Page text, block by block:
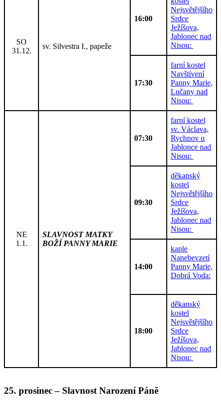
SO
31.12.
sv. Silvestra I., papeže
16:00
Nejsvětějšího
Srdce
Ježíšova,
Jablonec nad
Nisou:
17:30
farní kostel
Navštívení
Panny Marie,
Lučany nad
Nisou:
NE
1.1.
SLAVNOST MATKY
BOŽÍ PANNY MARIE
07:30
farní kostel
sv. Václava,
Rychnov u
Jablonce nad
Nisou:
09:30
děkanský
kostel
Nejsvětějšího
Srdce
Ježíšova,
Jablonec nad
Nisou:
14:00
kaple
Nanebevzetí
Panny Marie,
Dobrá Voda:
18:00
děkanský
kostel
Nejsvětějšího
Srdce
Ježíšova,
Jablonec nad
Nisou:
25. prosinec – Slavnost Narození Páně